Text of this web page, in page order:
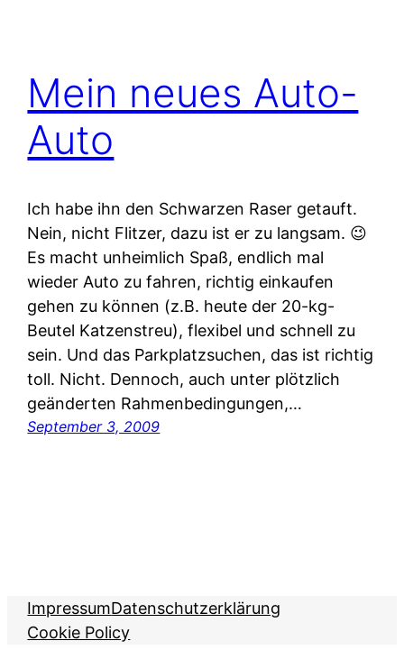
Mein neues Auto-
Auto
Ich habe ihn den Schwarzen Raser getauft.
Nein, nicht Flitzer, dazu ist er zu langsam. 😉
Es macht unheimlich Spaß, endlich mal
wieder Auto zu fahren, richtig einkaufen
gehen zu können (z.B. heute der 20-kg-
Beutel Katzenstreu), flexibel und schnell zu
sein. Und das Parkplatzsuchen, das ist richtig
toll. Nicht. Dennoch, auch unter plötzlich
geänderten Rahmenbedingungen,…
September 3, 2009
ImpressumDatenschutzerklärung
Cookie Policy